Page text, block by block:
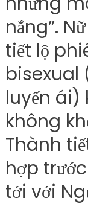
nắng”.
tiết lộ
bisexual
luyến ái)
không
Thành
hợp
tới với